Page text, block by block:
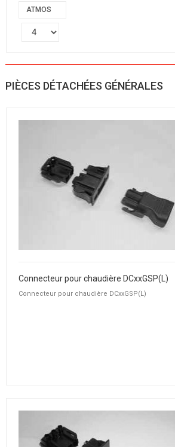
ATMOS
PIÈCES DÉTACHÉES GÉNÉRALES
Connecteur pour chaudière DCxxGSP(L)
Connecteur pour chaudière DCxxGSP(L)